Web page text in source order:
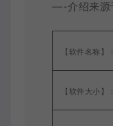
—-介绍来源
【软件名称】：
【软件大小】：